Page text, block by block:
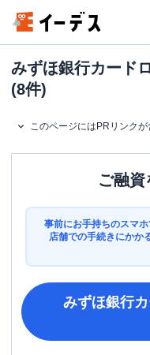
みずほ銀行カード
(8件)
このページにはPRリンク
ご融資
事前にお手持ちのスマ
店舗での手続きにかか
みずほ銀行